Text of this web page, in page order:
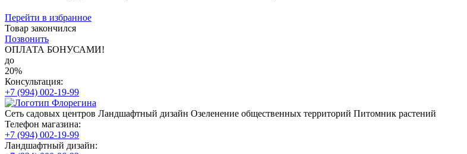
Перейти в избранное
Товар закончился
Позвонить
ОПЛАТА БОНУСАМИ!
до
20%
Консультация:
+7 (994) 002-19-99
Сеть садовых центров Ландшафтный дизайн Озеленение общественных территорий Питомник растений
Телефон магазина:
+7 (994) 002-19-99
Ландшафтный дизайн: